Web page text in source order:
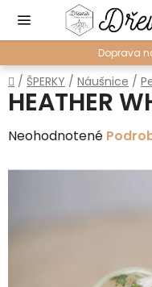
obsah
Doprava
Domov
/ ŠPERKY / Náušnice /
HEATHER
Priemerné
Neohodnotené